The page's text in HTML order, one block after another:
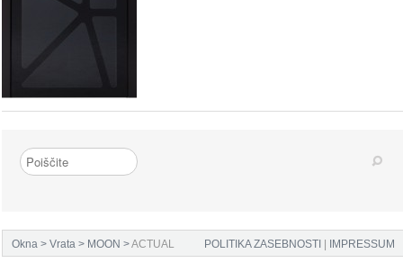
POLITIKA ZASEBNOSTI | IMPRESSUM
Okna > Vrata > MOON >ACTUAL